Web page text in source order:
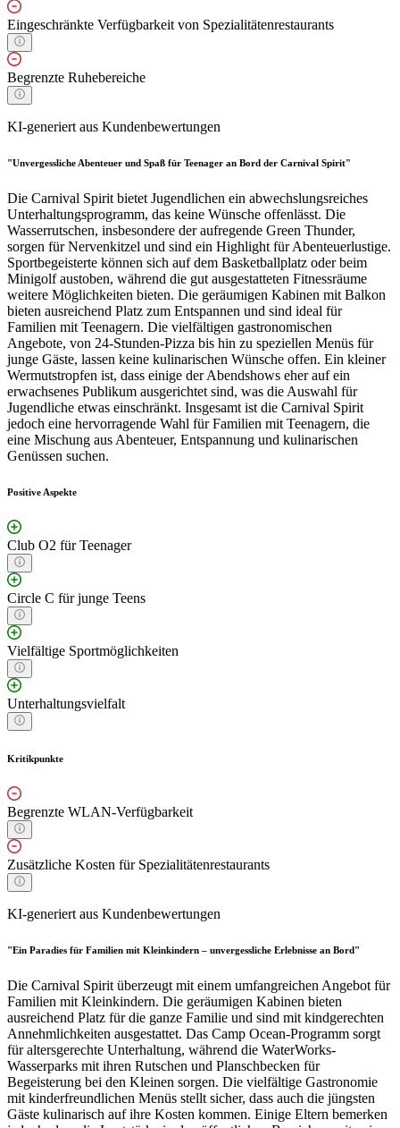
Eingeschränkte Verfügbarkeit von Spezialitätenrestaurants
Begrenzte Ruhebereiche
KI-generiert aus Kundenbewertungen
"Unvergessliche Abenteuer und Spaß für Teenager an Bord der Carnival Spirit"
Die Carnival Spirit bietet Jugendlichen ein abwechslungsreiches
Unterhaltungsprogramm, das keine Wünsche offenlässt. Die
Wasserrutschen, insbesondere der aufregende Green Thunder,
sorgen für Nervenkitzel und sind ein Highlight für Abenteuerlustige.
Sportbegeisterte können sich auf dem Basketballplatz oder beim
Minigolf austoben, während die gut ausgestatteten Fitnessräume
weitere Möglichkeiten bieten. Die geräumigen Kabinen mit Balkon
bieten ausreichend Platz zum Entspannen und sind ideal für
Familien mit Teenagern. Die vielfältigen gastronomischen
Angebote, von 24-Stunden-Pizza bis hin zu speziellen Menüs für
junge Gäste, lassen keine kulinarischen Wünsche offen. Ein kleiner
Wermutstropfen ist, dass einige der Abendshows eher auf ein
erwachsenes Publikum ausgerichtet sind, was die Auswahl für
Jugendliche etwas einschränkt. Insgesamt ist die Carnival Spirit
jedoch eine hervorragende Wahl für Familien mit Teenagern, die
eine Mischung aus Abenteuer, Entspannung und kulinarischen
Genüssen suchen.
Positive Aspekte
Club O2 für Teenager
Circle C für junge Teens
Vielfältige Sportmöglichkeiten
Unterhaltungsvielfalt
Kritikpunkte
Begrenzte WLAN-Verfügbarkeit
Zusätzliche Kosten für Spezialitätenrestaurants
KI-generiert aus Kundenbewertungen
"Ein Paradies für Familien mit Kleinkindern – unvergessliche Erlebnisse an Bord"
Die Carnival Spirit überzeugt mit einem umfangreichen Angebot für
Familien mit Kleinkindern. Die geräumigen Kabinen bieten
ausreichend Platz für die ganze Familie und sind mit kindgerechten
Annehmlichkeiten ausgestattet. Das Camp Ocean-Programm sorgt
für altersgerechte Unterhaltung, während die WaterWorks-
Wasserparks mit ihren Rutschen und Planschbecken für
Begeisterung bei den Kleinen sorgen. Die vielfältige Gastronomie
mit kinderfreundlichen Menüs stellt sicher, dass auch die jüngsten
Gäste kulinarisch auf ihre Kosten kommen. Einige Eltern bemerken